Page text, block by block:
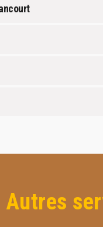
Autres